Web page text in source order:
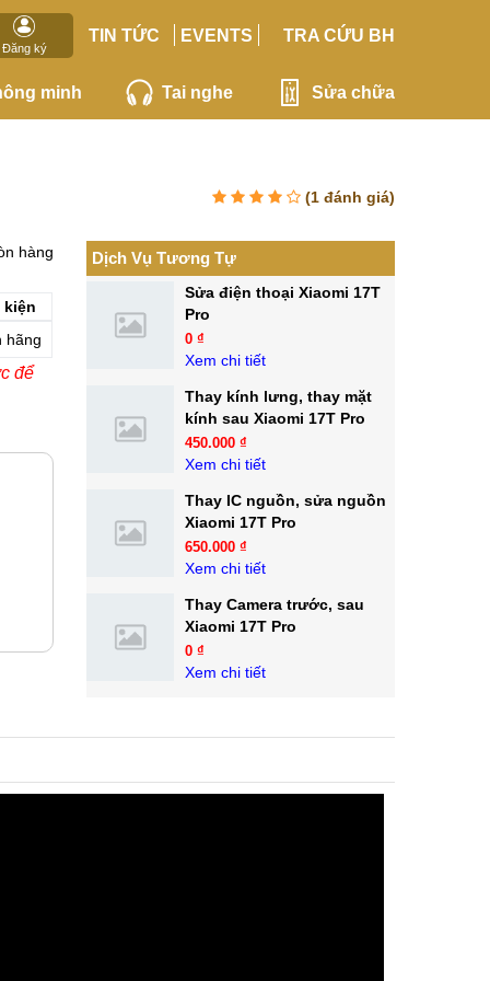
Đăng ký
TIN TỨC EVENTS TRA CỨU BH
minh Tai nghe Sửa chữa
(1 đánh giá)
hàng
kiện
hãng
để
Dịch Vụ Tương Tự
Sửa điện thoại Xiaomi 17T
Pro
0 ₫
Xem chi tiết
Thay kính lưng, thay mặt
kính sau Xiaomi 17T Pro
450.000 ₫
Xem chi tiết
Thay IC nguồn, sửa nguồn
Xiaomi 17T Pro
650.000 ₫
Xem chi tiết
Thay Camera trước, sau
Xiaomi 17T Pro
0 ₫
Xem chi tiết